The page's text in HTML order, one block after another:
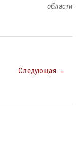
области
Следующая →